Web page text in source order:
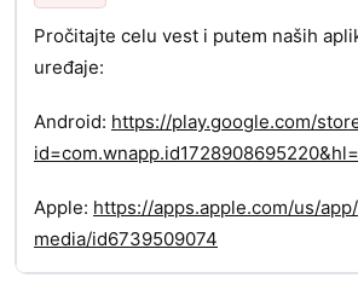
Pročitajte celu vest i putem naših
uređaje:
Android: https://play.google.com/
Apple: https://apps.apple.com/us/
media/id6739509074